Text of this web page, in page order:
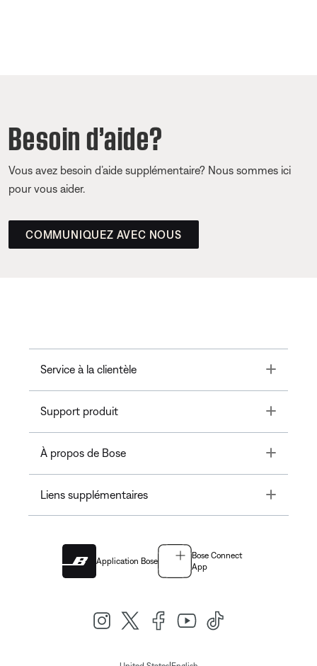
Besoin d’aide?
Vous avez besoin d’aide supplémentaire? Nous sommes ici
pour vous aider.
COMMUNIQUEZ AVEC NOUS
Service à la clientèle Toggle
Support produit Toggle
À propos de Bose Toggle
Liens supplémentaires Toggle
Application Bose
Bose Connect
App